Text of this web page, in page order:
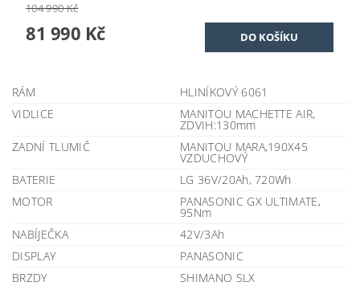
104 990 Kč
81 990 Kč
RÁM
HLINÍKOVÝ 6061
VIDLICE
MANITOU MACHETTE AIR,
ZDVIH:130mm
ZADNÍ TLUMIČ
MANITOU MARA,190X45
VZDUCHOVÝ
BATERIE
LG 36V/20Ah, 720Wh
MOTOR
PANASONIC GX ULTIMATE,
95Nm
NABÍJEČKA
42V/3Ah
DISPLAY
PANASONIC
BRZDY
SHIMANO SLX